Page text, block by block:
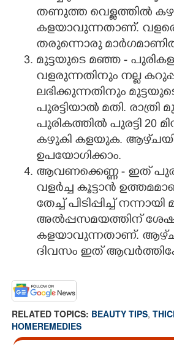
തണുത്ത വെള്ളത്തിൽ
കളയാവുന്നതാണ്.
തരുന്നൊരു
മുട്ടയുടെ മഞ്ഞ -
വളരുന്നതിനും നല്ല
ലഭിക്കുന്നതിനും
പുരട്ടിയാൽ മതി. രാത്രി
പുരികത്തിൽ പുരട്ടി 20
കഴുകി കളയുക.
ഉപയോഗിക്കാം.
ആവണക്കെണ്ണ - ഇത്
വളർച്ച കൂട്ടാൻ
തേച്ച് പിടിപ്പിച്ച്
അൽപ്പസമയത്തിന്
കളയാവുന്നതാണ്.
ദിവസം ഇത്
RELATED TOPICS: BEAUTY TIPS,
HOMEREMEDIES